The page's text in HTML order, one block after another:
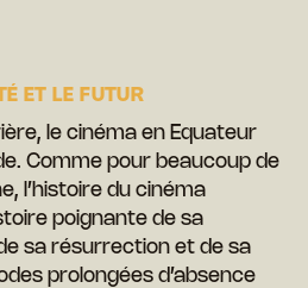
ET LE FUTUR
le cinéma en Equateur
Comme pour beaucoup de
l’histoire du cinéma
poignante de sa
sa résurrection et de sa
prolongées d’absence